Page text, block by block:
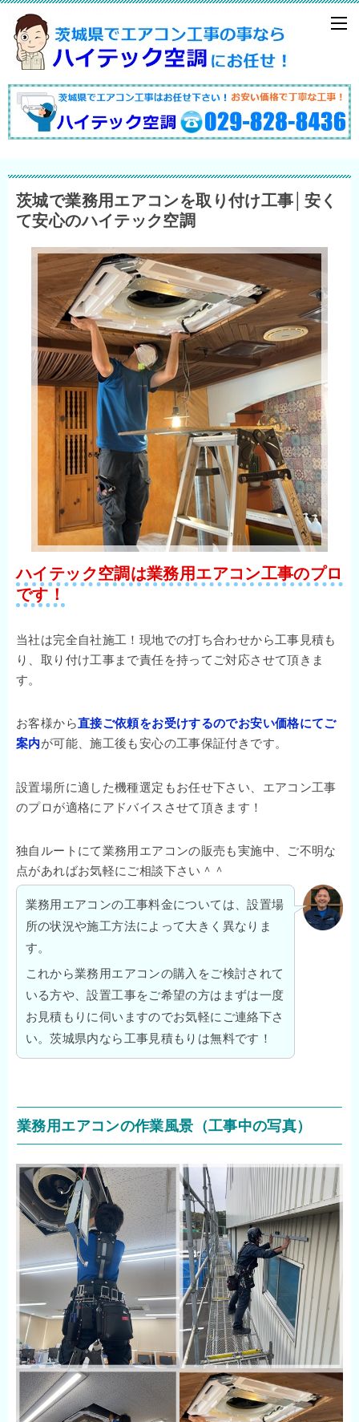
茨城で業務用エアコンを取り付け工事│安く
て安心のハイテック空調
ハイテック空調は業務用エアコン工事のプロ
です！
当社は完全自社施工！現地での打ち合わせから工事見積も
り、取り付け工事まで責任を持ってご対応させて頂きま
す。
お客様から直接ご依頼をお受けするのでお安い価格にてご
案内が可能、施工後も安心の工事保証付きです。
設置場所に適した機種選定もお任せ下さい、エアコン工事
のプロが適格にアドバイスさせて頂きます！
独自ルートにて業務用エアコンの販売も実施中、ご不明な
点があればお気軽にご相談下さい＾＾
業務用エアコンの工事料金については、設置場
所の状況や施工方法によって大きく異なりま
す。
これから業務用エアコンの購入をご検討されて
いる方や、設置工事をご希望の方はまずは一度
お見積もりに伺いますのでお気軽にご連絡下さ
い。茨城県内なら工事見積もりは無料です！
業務用エアコンの作業風景（工事中の写真）